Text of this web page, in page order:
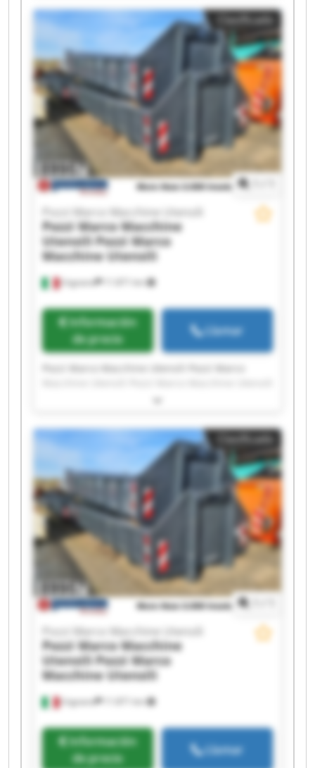
Pozzi Marco Macchine Utensili Pozzi Marco
Macchine Utensili Pozzi Marco Macchine Utensili
Pozzi Marco Macchine Utensili Pozzi Marco
Macchine Utensili Pozzi Marco Macchine Utensili
Pozzi Marco Macchine Utensili Pozzi Marco
Macchine Utensili Pozzi Marco Macchine Utensili
Pozzi Marco Macchine Utensili Pozzi Marco
Macchine Utensili Pozzi Marco Macchine Utensili
Pozzi Marco Macchine Utensili Pozzi Marco
Macchine Utensili
Clasificado
Urgnano 11.871 km
Pozzi Marco Macchine Utensili
Pozzi Marco Macchine
Utensili Pozzi Marco
Macchine Utensili
Información
de precio
Llamar
Pozzi Marco Macchine Utensili Pozzi Marco
Pozzi Marco Macchine Utensili Pozzi Marco
Pozzi Marco Macchine Utensili Pozzi Marco
Macchine Utensili Pozzi Marco Macchine Utensili
Pozzi Marco Macchine Utensili Pozzi Marco
Macchine Utensili Pozzi Marco Macchine Utensili
Pozzi Marco Macchine Utensili Pozzi Marco
Macchine Utensili Pozzi Marco Macchine Utensili
Pozzi Marco Macchine Utensili Pozzi Marco
Macchine Utensili Pozzi Marco Macchine Utensili
Pozzi Marco Macchine Utensili Pozzi Marco
Macchine Utensili
Clasificado
Urgnano 11.871 km
Pozzi Marco Macchine Utensili
Pozzi Marco Macchine
Utensili Pozzi Marco
Macchine Utensili
Información
de precio
Llamar